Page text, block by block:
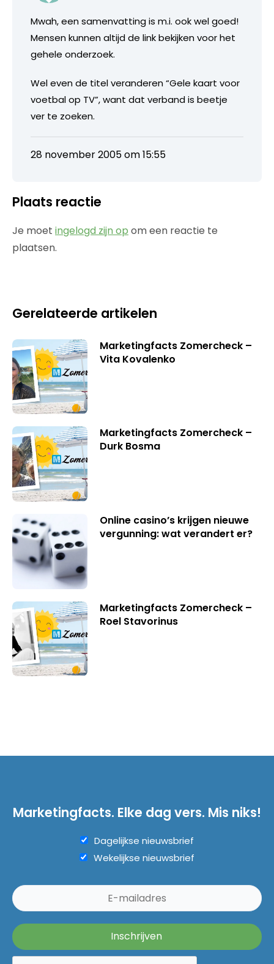
Mwah, een samenvatting is m.i. ook wel goed!
Mensen kunnen altijd de link bekijken voor het
gehele onderzoek.
Wel even de titel veranderen “Gele kaart voor
voetbal op TV”, want dat verband is beetje
ver te zoeken.
28 november 2005 om 15:55
Plaats reactie
Je moet ingelogd zijn op om een reactie te
plaatsen.
Gerelateerde artikelen
Marketingfacts Zomercheck –
Vita Kovalenko
Marketingfacts Zomercheck –
Durk Bosma
Online casino’s krijgen nieuwe
vergunning: wat verandert er?
Marketingfacts Zomercheck –
Roel Stavorinus
Marketingfacts. Elke dag vers. Mis niks!
Dagelijkse nieuwsbrief
Wekelijkse nieuwsbrief